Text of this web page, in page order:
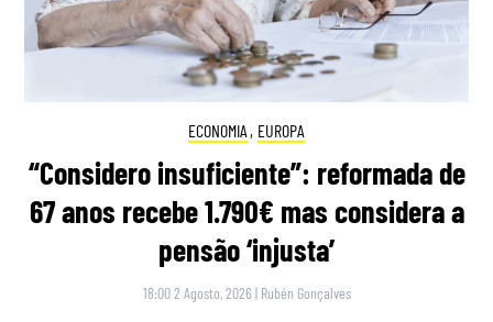
ECONOMIA , EUROPA
“Considero insuficiente”: reformada de
67 anos recebe 1.790€ mas considera a
pensão ‘injusta’
18:00 2 Agosto, 2026 | Rubén Gonçalves